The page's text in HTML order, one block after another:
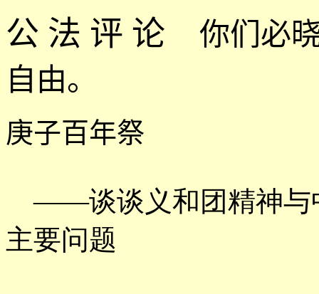
公 法 评 论
你们必
自由。
庚子百年祭
——谈谈义和团精神与
主要问题